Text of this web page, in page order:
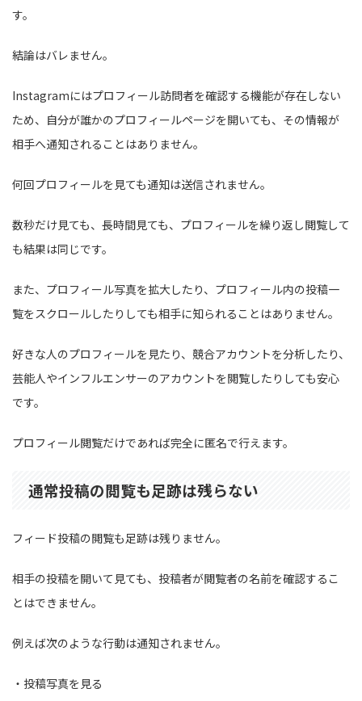
す。
結論はバレません。
Instagramにはプロフィール訪問者を確認する機能が存在しない
ため、自分が誰かのプロフィールページを開いても、その情報が
相手へ通知されることはありません。
何回プロフィールを見ても通知は送信されません。
数秒だけ見ても、長時間見ても、プロフィールを繰り返し閲覧して
も結果は同じです。
また、プロフィール写真を拡大したり、プロフィール内の投稿一
覧をスクロールしたりしても相手に知られることはありません。
好きな人のプロフィールを見たり、競合アカウントを分析したり、
芸能人やインフルエンサーのアカウントを閲覧したりしても安心
です。
プロフィール閲覧だけであれば完全に匿名で行えます。
通常投稿の閲覧も足跡は残らない
フィード投稿の閲覧も足跡は残りません。
相手の投稿を開いて見ても、投稿者が閲覧者の名前を確認するこ
とはできません。
例えば次のような行動は通知されません。
・投稿写真を見る